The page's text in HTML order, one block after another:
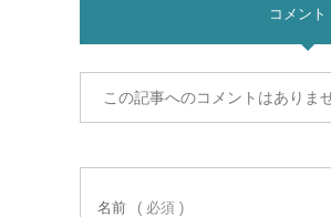
コメント
この記事へのコメントはありま
名前 ( 必須 )